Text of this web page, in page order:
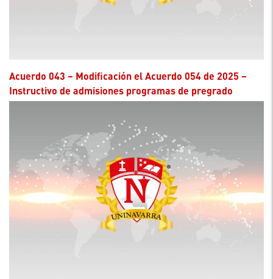
Acuerdo 043 – Modificación el Acuerdo 054 de 2025 –
Instructivo de admisiones programas de pregrado